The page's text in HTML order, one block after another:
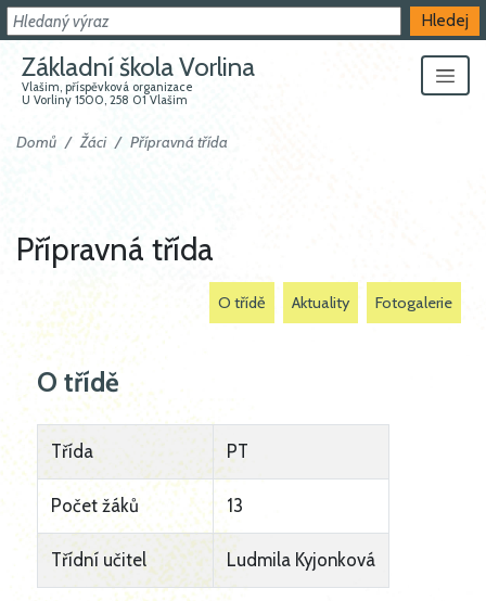
Hledat
Hledej
Základní škola Vorlina
Vlašim, příspěvková organizace
U Vorliny 1500, 258 01 Vlašim
Domů Žáci Přípravná třída
Přípravná třída
O třídě Aktuality Fotogalerie
O třídě
Třída PT
Počet žáků 13
Třídní učitel Ludmila Kyjonková